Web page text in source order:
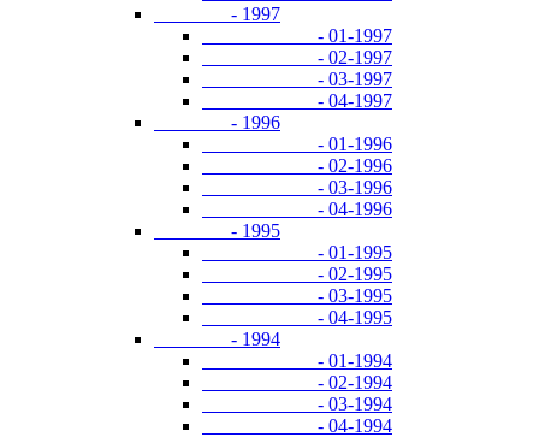
- 1997
- 01-1997
- 02-1997
- 03-1997
- 04-1997
- 1996
- 01-1996
- 02-1996
- 03-1996
- 04-1996
- 1995
- 01-1995
- 02-1995
- 03-1995
- 04-1995
- 1994
- 01-1994
- 02-1994
- 03-1994
- 04-1994